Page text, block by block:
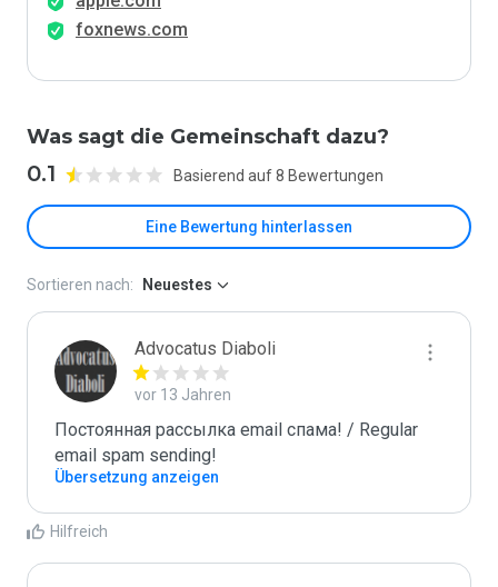
foxnews.com
Was sagt die Gemeinschaft dazu?
0.1 Basierend auf 8 Bewertungen
Eine Bewertung hinterlassen
Sortieren nach: Neuestes
Advocatus Diaboli
vor 13 Jahren
Постоянная рассылка email спама! / Regular
email spam sending!
Übersetzung anzeigen
Hilfreich